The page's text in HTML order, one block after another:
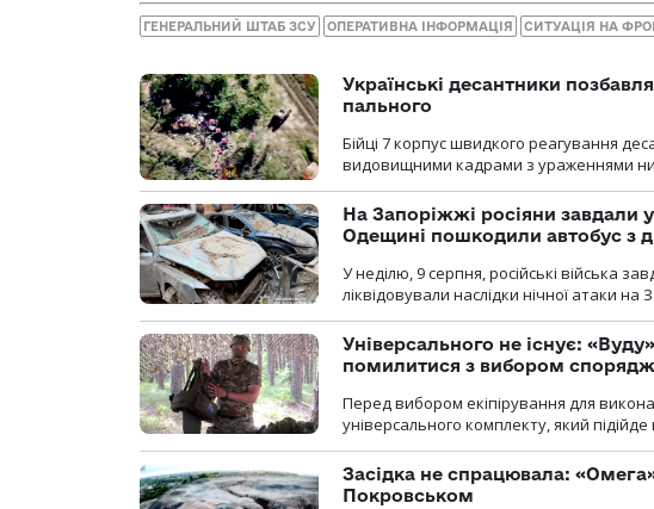
ГЕНЕРАЛЬНИЙ ШТАБ ЗСУ ОПЕРАТИВНА ІНФОРМАЦІЯ СИТУАЦІЯ НА
Українські десантники
пального
Бійці 7 корпус швидкого реагування
видовищними кадрами з ураженнями
На Запоріжжі росіяни завдали
Одещині пошкодили автобус з
У неділю, 9 серпня, російські війська
ліквідовували наслідки нічної атаки на
Універсального не існує:
помилитися з вибором
Перед вибором екіпірування для
універсального комплекту, який підійде
Засідка не спрацювала:
Покровськом